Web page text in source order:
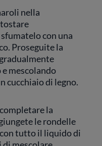
nella
con una
Proseguite la
mescolando
cucchiaio di legno.
la
le rondelle
tutto il liquido di